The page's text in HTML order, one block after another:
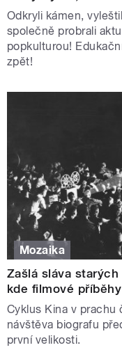
Odkryli kámen,
společně probrali
popkulturou!
zpět!
Mozaika
Zašlá sláva
kde filmové
Cyklus Kina v prachu
návštěva biografu
první velikosti.